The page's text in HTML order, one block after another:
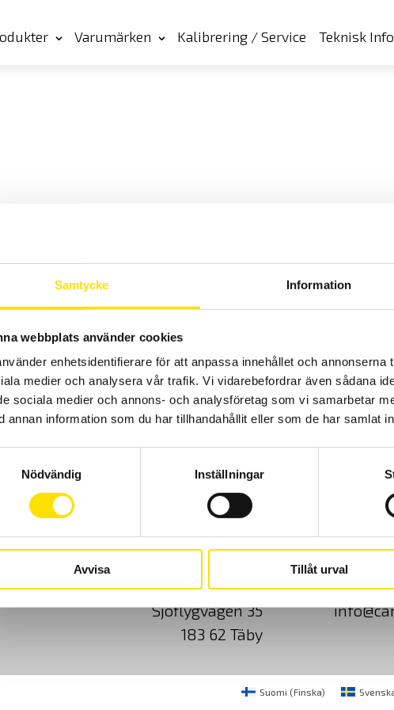
Samtycke Information
webbplats använder cookies
enhetsidentifierare för att anpassa innehållet och annonserna
medier och analysera vår trafik. Vi vidarebefordrar även sådana
sociala medier och annons- och analysföretag som vi samarbetar
annan information som du har tillhandahållit eller som de har samlat
Nödvändig
Inställningar
Avvisa Tillåt urval
Varumärken Kalibrering / Service Teknisk Info
Köpvillkor Cookies Klagomål
CA Mätsystem AB
Sjöflygvägen 35
183 62 Täby
08-50
Suomi (Finska)